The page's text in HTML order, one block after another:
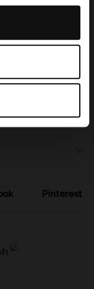
voor
over
vindt u op
Pinterest